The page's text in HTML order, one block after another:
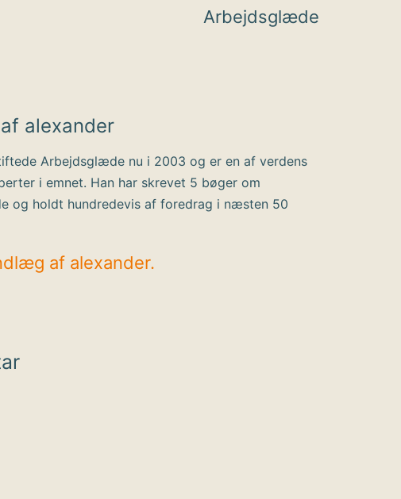
Arbejdsglæde
alexander
Arbejdsglæde nu i 2003 og er en af verdens
i emnet. Han har skrevet 5 bøger om
og holdt hundredevis af foredrag i næsten 50
af alexander.